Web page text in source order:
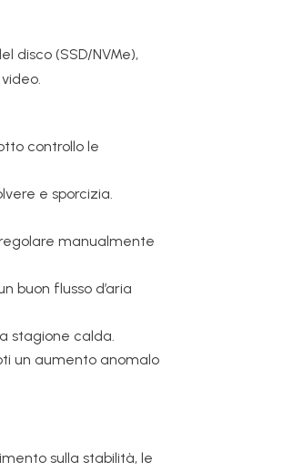
disco (SSD/NVMe),
controllo le
e sporcizia.
manualmente
buon flusso d’aria
stagione calda.
un aumento anomalo
sulla stabilità, le